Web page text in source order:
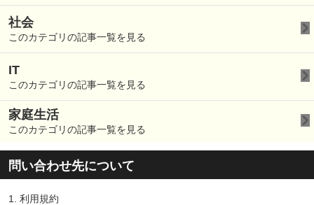
社会
このカテゴリの記事一覧を見る
IT
このカテゴリの記事一覧を見る
家庭生活
このカテゴリの記事一覧を見る
問い合わせ先について
1. 利用規約